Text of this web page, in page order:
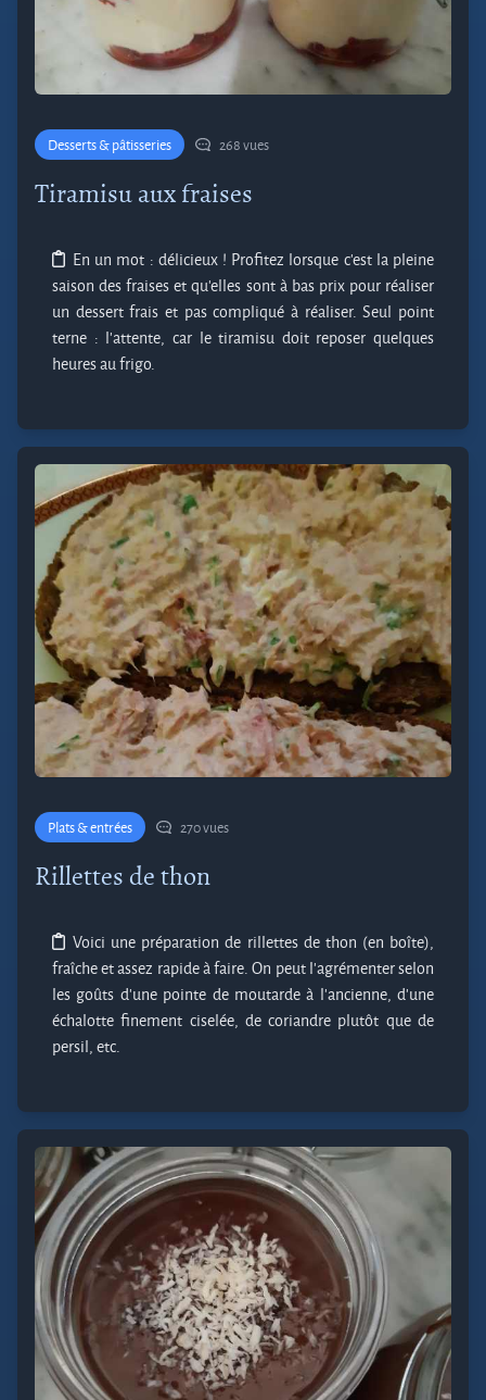
Desserts & pâtisseries 268 vues
Tiramisu aux fraises
En un mot : délicieux ! Profitez lorsque c'est la pleine
saison des fraises et qu'elles sont à bas prix pour réaliser
un dessert frais et pas compliqué à réaliser. Seul point
terne : l'attente, car le tiramisu doit reposer quelques
heures au frigo.
Plats & entrées 270 vues
Rillettes de thon
Voici une préparation de rillettes de thon (en boîte),
fraîche et assez rapide à faire. On peut l'agrémenter selon
les goûts d'une pointe de moutarde à l'ancienne, d'une
échalotte finement ciselée, de coriandre plutôt que de
persil, etc.